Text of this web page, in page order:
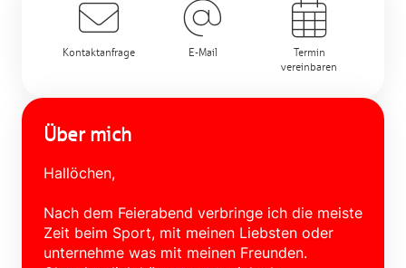
Kontaktanfrage E-Mail
Termin
vereinbaren
Über mich
Hallöchen,
Nach dem Feierabend verbringe ich die meiste
Zeit beim Sport, mit meinen Liebsten oder
unternehme was mit meinen Freunden.